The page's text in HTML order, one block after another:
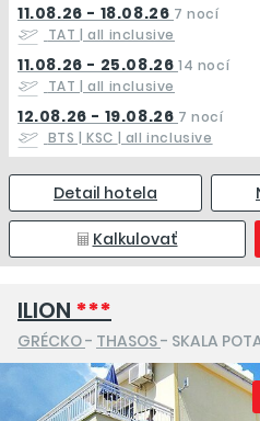
11.08.26 - 18.08.26 7 nocí
TAT| all inclusive
11.08.26 - 25.08.26 14 nocí
TAT| all inclusive
12.08.26 - 19.08.26 7 nocí
BTS | KSC | all inclusive
Detail hotela
Kalkulovať
ILION ***
GRÉCKO- THASOS- SKALA